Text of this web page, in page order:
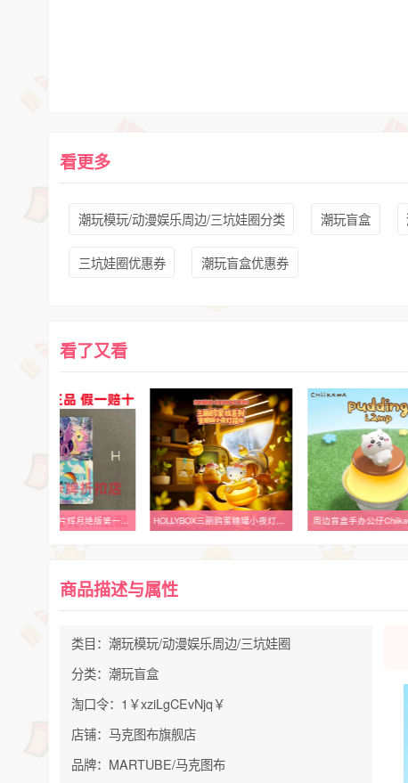
看更多
潮玩模玩/动漫娱乐周边/三坑娃圈分类 潮玩盲盒
三坑娃圈优惠券 潮玩盲盒优惠券
看了又看
卡游小马宝莉卡片辉月绝版第一1弹HR海底奇遇晚安云宝横版带标LSR HOLLYBOX三丽鸥蜜糖罐小夜灯摆件HelloKitty库洛米潮玩周边礼物 周边盲盒手办公仔
商品描述与属性
类目：潮玩模玩/动漫娱乐周边/三坑娃圈
分类：潮玩盲盒
淘口令：1￥xziLgCEvNjq￥
店铺：马克图布旗舰店
品牌：MARTUBE/马克图布